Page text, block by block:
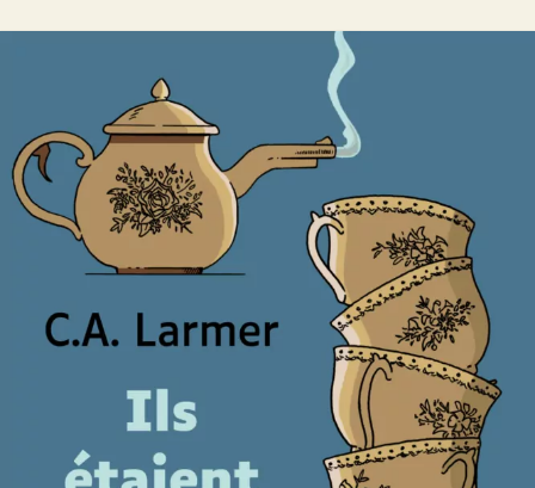
Ils étaient sept
C.A. Larmer